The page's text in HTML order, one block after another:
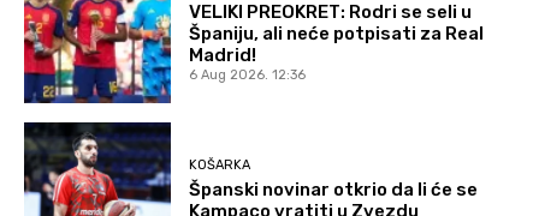
VELIKI PREOKRET: Rodri se seli u
Španiju, ali neće potpisati za Real
Madrid!
6 Aug 2026. 12:36
KOŠARKA
Španski novinar otkrio da li će se
Kampaco vratiti u Zvezdu